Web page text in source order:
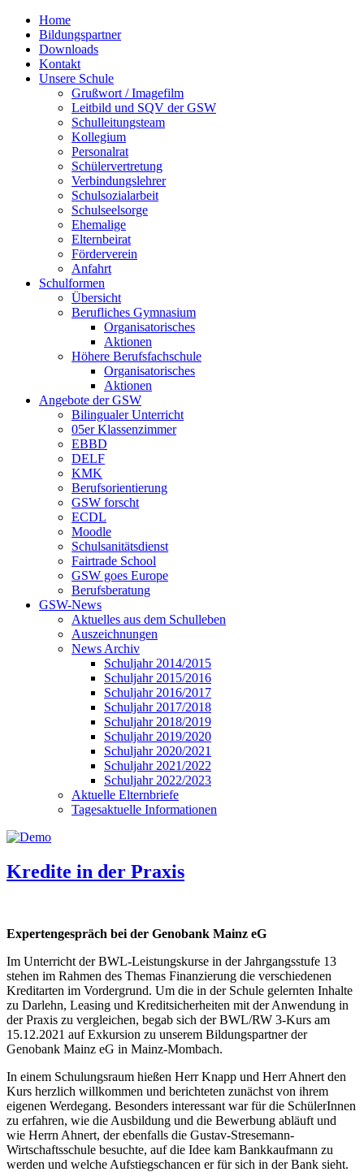
Home
Bildungspartner
Downloads
Kontakt
Unsere Schule
Grußwort / Imagefilm
Leitbild und SQV der GSW
Schulleitungsteam
Kollegium
Personalrat
Schülervertretung
Verbindungslehrer
Schulsozialarbeit
Schulseelsorge
Ehemalige
Elternbeirat
Förderverein
Anfahrt
Schulformen
Übersicht
Berufliches Gymnasium
Organisatorisches
Aktionen
Höhere Berufsfachschule
Organisatorisches
Aktionen
Angebote der GSW
Bilingualer Unterricht
05er Klassenzimmer
EBBD
DELF
KMK
Berufsorientierung
GSW forscht
ECDL
Moodle
Schulsanitätsdienst
Fairtrade School
GSW goes Europe
Berufsberatung
GSW-News
Aktuelles aus dem Schulleben
Auszeichnungen
News Archiv
Schuljahr 2014/2015
Schuljahr 2015/2016
Schuljahr 2016/2017
Schuljahr 2017/2018
Schuljahr 2018/2019
Schuljahr 2019/2020
Schuljahr 2020/2021
Schuljahr 2021/2022
Schuljahr 2022/2023
Aktuelle Elternbriefe
Tagesaktuelle Informationen
Kredite in der Praxis
Expertengespräch bei der Genobank Mainz eG
Im Unterricht der BWL-Leistungskurse in der Jahrgangsstufe 13
stehen im Rahmen des Themas Finanzierung die verschiedenen
Kreditarten im Vordergrund. Um die in der Schule gelernten Inhalte
zu Darlehn, Leasing und Kreditsicherheiten mit der Anwendung in
der Praxis zu vergleichen, begab sich der BWL/RW 3-Kurs am
15.12.2021 auf Exkursion zu unserem Bildungspartner der
Genobank Mainz eG in Mainz-Mombach.
In einem Schulungsraum hießen Herr Knapp und Herr Ahnert den
Kurs herzlich willkommen und berichteten zunächst von ihrem
eigenen Werdegang. Besonders interessant war für die SchülerInnen
zu erfahren, wie die Ausbildung und die Bewerbung abläuft und
wie Herrn Ahnert, der ebenfalls die Gustav-Stresemann-
Wirtschaftsschule besuchte, auf die Idee kam Bankkaufmann zu
werden und welche Aufstiegschancen er für sich in der Bank sieht.